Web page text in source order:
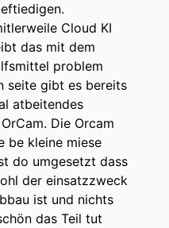
Cloud KI
das mit dem
problem
seite gibt es bereits
atbeitendes
Die Orcam
be kleine miese
do umgesetzt dass
der einsatzzweck
ist und nichts
das Teil tut